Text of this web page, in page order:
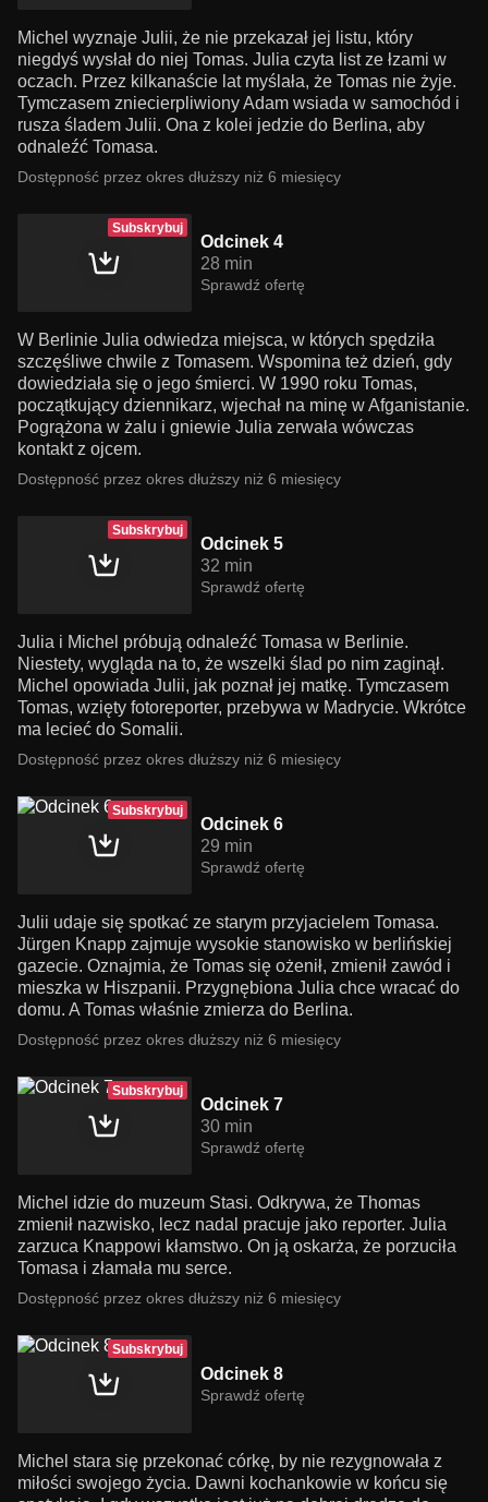
Michel wyznaje Julii, że nie przekazał jej listu, który
niegdyś wysłał do niej Tomas. Julia czyta list ze łzami w
oczach. Przez kilkanaście lat myślała, że Tomas nie żyje.
Tymczasem zniecierpliwiony Adam wsiada w samochód i
rusza śladem Julii. Ona z kolei jedzie do Berlina, aby
odnaleźć Tomasa.
Dostępność przez okres dłuższy niż 6 miesięcy
Subskrybuj
Odcinek 4
28 min
Sprawdź ofertę
W Berlinie Julia odwiedza miejsca, w których spędziła
szczęśliwe chwile z Tomasem. Wspomina też dzień, gdy
dowiedziała się o jego śmierci. W 1990 roku Tomas,
początkujący dziennikarz, wjechał na minę w Afganistanie.
Pogrążona w żalu i gniewie Julia zerwała wówczas
kontakt z ojcem.
Dostępność przez okres dłuższy niż 6 miesięcy
Subskrybuj
Odcinek 5
32 min
Sprawdź ofertę
Julia i Michel próbują odnaleźć Tomasa w Berlinie.
Niestety, wygląda na to, że wszelki ślad po nim zaginął.
Michel opowiada Julii, jak poznał jej matkę. Tymczasem
Tomas, wzięty fotoreporter, przebywa w Madrycie. Wkrótce
ma lecieć do Somalii.
Dostępność przez okres dłuższy niż 6 miesięcy
Subskrybuj
Odcinek 6
29 min
Sprawdź ofertę
Julii udaje się spotkać ze starym przyjacielem Tomasa.
Jürgen Knapp zajmuje wysokie stanowisko w berlińskiej
gazecie. Oznajmia, że Tomas się ożenił, zmienił zawód i
mieszka w Hiszpanii. Przygnębiona Julia chce wracać do
domu. A Tomas właśnie zmierza do Berlina.
Dostępność przez okres dłuższy niż 6 miesięcy
Subskrybuj
Odcinek 7
30 min
Sprawdź ofertę
Michel idzie do muzeum Stasi. Odkrywa, że Thomas
zmienił nazwisko, lecz nadal pracuje jako reporter. Julia
zarzuca Knappowi kłamstwo. On ją oskarża, że porzuciła
Tomasa i złamała mu serce.
Dostępność przez okres dłuższy niż 6 miesięcy
Subskrybuj
Odcinek 8
Sprawdź ofertę
Michel stara się przekonać córkę, by nie rezygnowała z
miłości swojego życia. Dawni kochankowie w końcu się